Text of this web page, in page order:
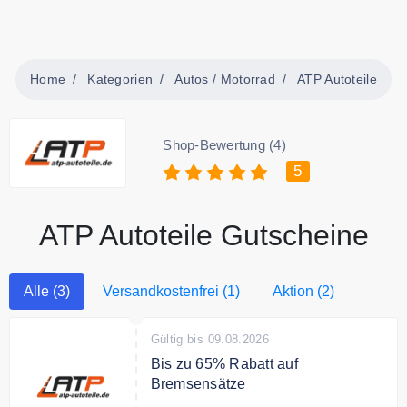
Home Kategorien Autos / Motorrad ATP Autoteile
Shop-Bewertung (4)
5
ATP Autoteile Gutscheine
Alle (3) Versandkostenfrei (1) Aktion (2)
Gültig bis 09.08.2026
Bis zu 65% Rabatt auf
Bremsensätze